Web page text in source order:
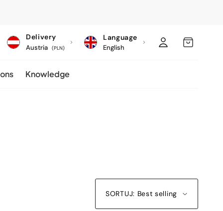
Knowledge
C
o
n
Delivery
Austria (PLN)
Language
English
Log
in
MY
CART
SORTUJ: Best selling